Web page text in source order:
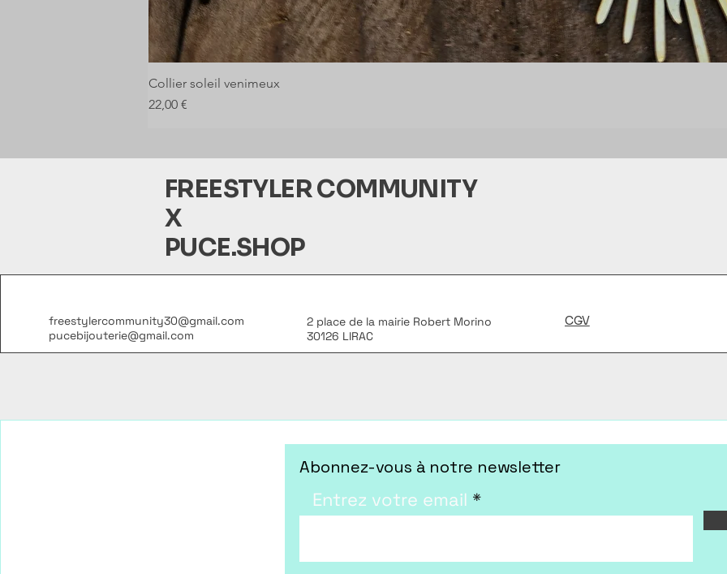
Collier soleil venimeux
Prix
22,00 €
FREESTYLER COMMUNITY
X
PUCE.SHOP
freestylercommunity30@gmail.com
pucebijouterie@gmail.com
2 place de la mairie Robert Morino
30126 LIRAC
CGV
Abonnez-vous à notre newsletter
Entrez votre email